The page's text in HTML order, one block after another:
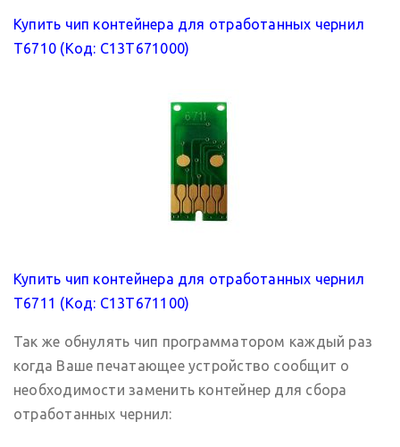
Купить чип контейнера для отработанных чернил
T6710 (Код: C13T671000)
Купить чип контейнера для отработанных чернил
T6711 (Код: C13T671100)
Так же обнулять чип программатором каждый раз
когда Ваше печатающее устройство сообщит о
необходимости заменить контейнер для сбора
отработанных чернил: